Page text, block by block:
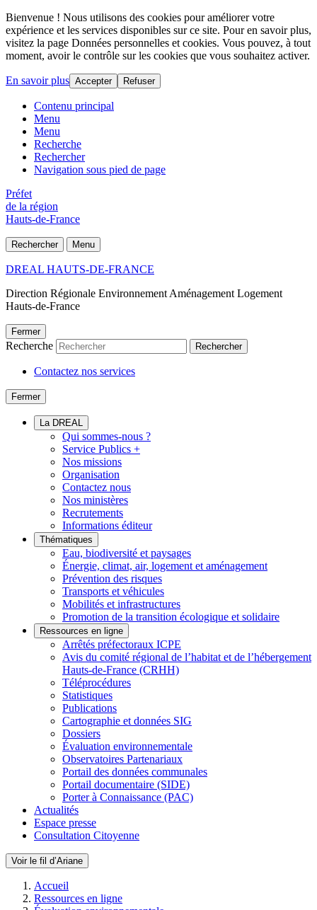
Bienvenue ! Nous utilisons des cookies pour améliorer votre
expérience et les services disponibles sur ce site. Pour en savoir plus,
visitez la page Données personnelles et cookies. Vous pouvez, à tout
moment, avoir le contrôle sur les cookies que vous souhaitez activer.
En savoir plus Accepter Refuser
Contenu principal
Menu
Menu
Recherche
Rechercher
Navigation sous pied de page
Préfet
de la région
Hauts-de-France
Rechercher Menu
DREAL HAUTS-DE-FRANCE
Direction Régionale Environnement Aménagement Logement
Hauts-de-France
Fermer
Recherche Rechercher
Contactez nos services
Fermer
La DREAL
Qui sommes-nous ?
Service Publics +
Nos missions
Organisation
Contactez nous
Nos ministères
Recrutements
Informations éditeur
Thématiques
Eau, biodiversité et paysages
Énergie, climat, air, logement et aménagement
Prévention des risques
Transports et véhicules
Mobilités et infrastructures
Promotion de la transition écologique et solidaire
Ressources en ligne
Arrêtés préfectoraux ICPE
Avis du comité régional de l’habitat et de l’hébergement
Hauts-de-France (CRHH)
Téléprocédures
Statistiques
Publications
Cartographie et données SIG
Dossiers
Évaluation environnementale
Observatoires Partenariaux
Portail des données communales
Portail documentaire (SIDE)
Porter à Connaissance (PAC)
Actualités
Espace presse
Consultation Citoyenne
Voir le fil d’Ariane
Accueil
Ressources en ligne